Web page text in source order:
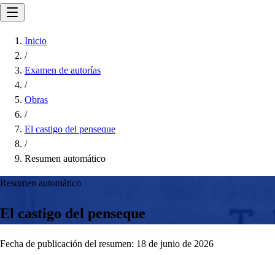
Inicio
/
Examen de autorías
/
Obras
/
El castigo del penseque
/
Resumen automático
Resumen automático
El castigo del penseque
Fecha de publicación del resumen: 18 de junio de 2026